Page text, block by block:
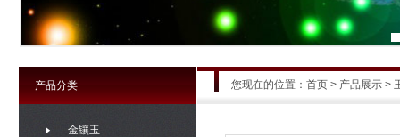
您现在的位置： 首页 > 产品展示 >
产品分类
金镶玉